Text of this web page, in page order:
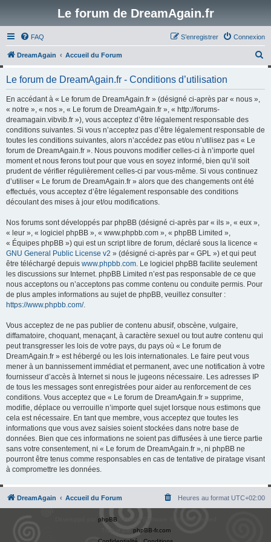
Le forum de DreamAgain.fr
FAQ Connexion
S’enregistrer
DreamAgain Accueil du Forum
Le forum de DreamAgain.fr - Conditions d’utilisation
En accédant à « Le forum de DreamAgain.fr » (désigné ci-après par « nous »,
« notre », « nos », « Le forum de DreamAgain.fr », « http://forums-
dreamagain.vibvib.fr »), vous acceptez d’être légalement responsable des
conditions suivantes. Si vous n’acceptez pas d’être légalement responsable de
toutes les conditions suivantes, alors n’accédez pas et/ou n’utilisez pas « Le
forum de DreamAgain.fr ». Nous pouvons modifier celles-ci à n’importe quel
moment et nous ferons tout pour que vous en soyez informé, bien qu’il soit
prudent de vérifier régulièrement celles-ci par vous-même. Si vous continuez
d’utiliser « Le forum de DreamAgain.fr » alors que des changements ont été
effectués, vous acceptez d’être légalement responsable des conditions
découlant des mises à jour et/ou modifications.
Nos forums sont développés par phpBB (désigné ci-après par « ils », « eux »,
« leur », « logiciel phpBB », « www.phpbb.com », « phpBB Limited »,
« Équipes phpBB ») qui est un script libre de forum, déclaré sous la licence «
GNU General Public License v2 » (désigné ci-après par « GPL ») et qui peut
être téléchargé depuis www.phpbb.com. Le logiciel phpBB facilite seulement
les discussions sur Internet. phpBB Limited n’est pas responsable de ce que
nous acceptons ou n’acceptons pas comme contenu ou conduite permis. Pour
de plus amples informations au sujet de phpBB, veuillez consulter :
https://www.phpbb.com/.
Vous acceptez de ne pas publier de contenu abusif, obscène, vulgaire,
diffamatoire, choquant, menaçant, à caractère sexuel ou tout autre contenu qui
peut transgresser les lois de votre pays, du pays où « Le forum de
DreamAgain.fr » est hébergé ou les lois internationales. Le faire peut vous
mener à un bannissement immédiat et permanent, avec une notification à votre
fournisseur d’accès à Internet si nous le jugeons nécessaire. Les adresses IP
de tous les messages sont enregistrées pour aider au renforcement de ces
conditions. Vous acceptez que « Le forum de DreamAgain.fr » supprime,
modifie, déplace ou verrouille n’importe quel sujet lorsque nous estimons que
cela est nécessaire. En tant que membre, vous acceptez que toutes les
informations que vous avez saisies soient stockées dans notre base de
données. Bien que ces informations ne soient pas diffusées à une tierce partie
sans votre consentement, ni « Le forum de DreamAgain.fr », ni phpBB ne
pourront être tenus comme responsables en cas de tentative de piratage visant
à compromettre les données.
DreamAgain Accueil du Forum Heures au format UTC+02:00
phpBB
phpBB-fr.com